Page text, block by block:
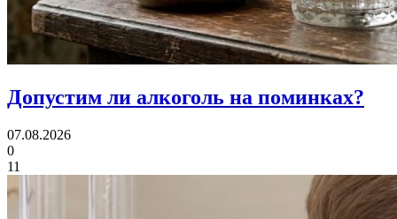
Допустим ли алкоголь на поминках?
07.08.2026
0
11